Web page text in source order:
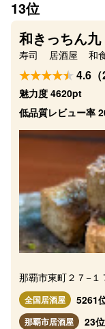
13位
和きっちん九
寿司 居酒屋 和
4.6（
魅力度 4620pt
低品質レビュー率
那覇市東町２７−１
全国居酒屋
5261
那覇市居酒屋 23位